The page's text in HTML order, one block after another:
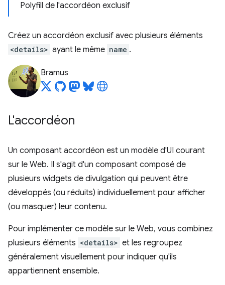
Polyfill de l'accordéon exclusif
Créez un accordéon exclusif avec plusieurs éléments
<details> ayant le même name .
Bramus
L'accordéon
Un composant accordéon est un modèle d'UI courant
sur le Web. Il s'agit d'un composant composé de
plusieurs widgets de divulgation qui peuvent être
développés (ou réduits) individuellement pour afficher
(ou masquer) leur contenu.
Pour implémenter ce modèle sur le Web, vous combinez
plusieurs éléments <details> et les regroupez
généralement visuellement pour indiquer qu'ils
appartiennent ensemble.